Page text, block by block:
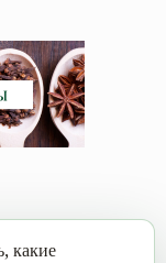
какие